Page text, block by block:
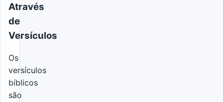
Através
de
Versículos
Os
versículos
bíblicos
são